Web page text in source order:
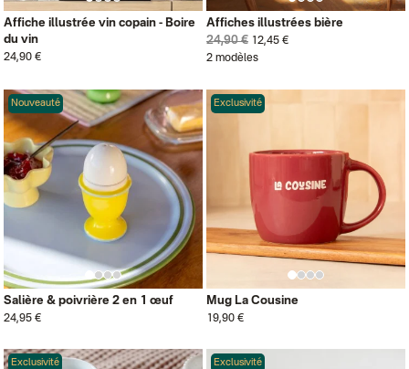
Affiche illustrée vin copain - Boire
du vin
24,90 €
Affiches illustrées bière
24,90 € 12,45 €
2 modèles
Nouveauté
Salière & poivrière 2 en 1 œuf
24,95 €
Exclusivité
Mug La Cousine
19,90 €
Exclusivité Exclusivité